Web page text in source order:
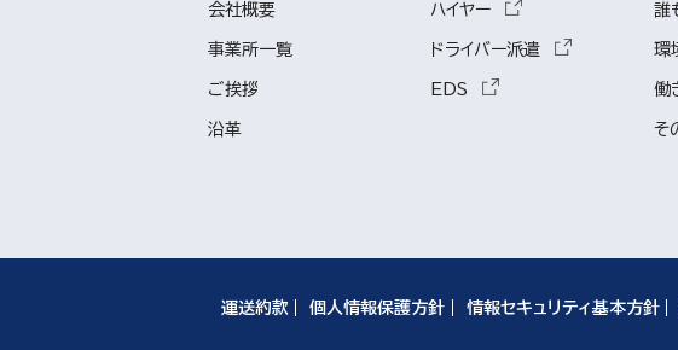
会社概要
事業所一覧
ご挨拶
沿革
ハイヤー
ドライバー派遣
EDS
誰
環
働
そ
運送約款 個人情報保護方針 情報セキュリティ基本方針